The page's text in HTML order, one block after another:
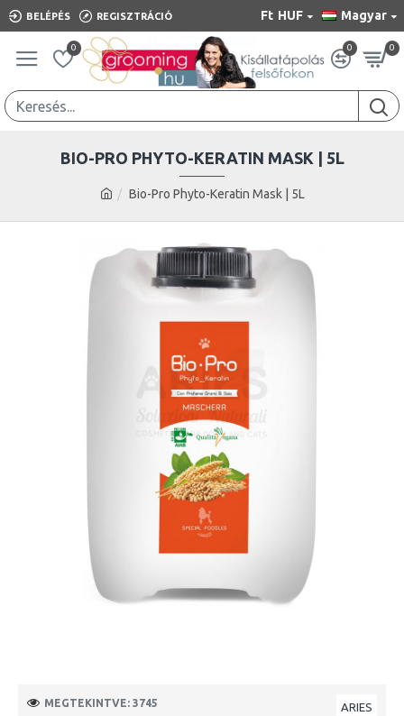
BELÉPÉS REGISZTRÁCIÓ Ft HUF Magyar
0 0 0
Bio-Pro Phyto-Keratin Mask | 5L
BIO-PRO PHYTO-KERATIN MASK | 5L
ARIES
MEGTEKINTVE: 3745